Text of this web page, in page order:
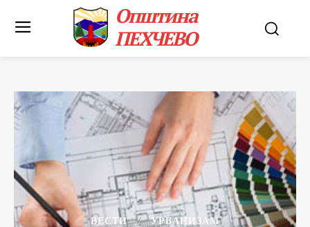
Општина
ПЕХЧЕВО
ВЕСТИ УРБАНИЗАМ